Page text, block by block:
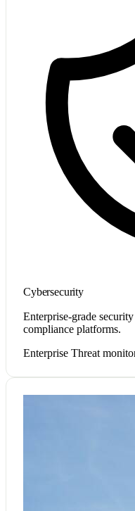
Cybersecurity
Enterprise-grade
compliance platforms.
Enterprise Threat